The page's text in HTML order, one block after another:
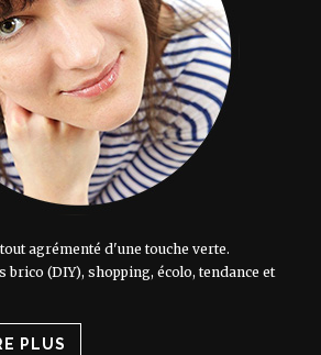
agrémenté d'une touche verte.
brico (DIY), shopping, écolo, tendance et
PLUS